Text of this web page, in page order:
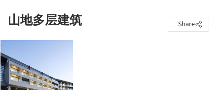
山地多层建筑 Share